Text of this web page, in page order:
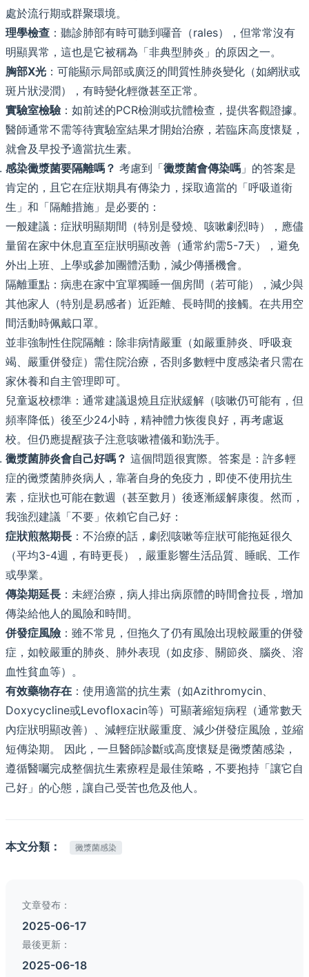
處於流行期或群聚環境。
理學檢查 ：聽診肺部有時可聽到囉音（rales），但常常沒有
明顯異常，這也是它被稱為「非典型肺炎」的原因之一。
胸部X光 ：可能顯示局部或廣泛的間質性肺炎變化（如網狀或
斑片狀浸潤），有時變化輕微甚至正常。
實驗室檢驗 ：如前述的PCR檢測或抗體檢查，提供客觀證據。
醫師通常不需等待實驗室結果才開始治療，若臨床高度懷疑，
就會及早投予適當抗生素。
感染黴漿菌要隔離嗎？ 考慮到「黴漿菌會傳染嗎 」的答案是
肯定的，且它在症狀期具有傳染力，採取適當的「呼吸道衛
生」和「隔離措施」是必要的：
一般建議：症狀明顯期間（特別是發燒、咳嗽劇烈時），應儘
量留在家中休息直至症狀明顯改善（通常約需5-7天），避免
外出上班、上學或參加團體活動，減少傳播機會。
隔離重點：病患在家中宜單獨睡一個房間（若可能），減少與
其他家人（特別是易感者）近距離、長時間的接觸。在共用空
間活動時佩戴口罩。
並非強制性住院隔離：除非病情嚴重（如嚴重肺炎、呼吸衰
竭、嚴重併發症）需住院治療，否則多數輕中度感染者只需在
家休養和自主管理即可。
兒童返校標準：通常建議退燒且症狀緩解（咳嗽仍可能有，但
頻率降低）後至少24小時，精神體力恢復良好，再考慮返
校。但仍應提醒孩子注意咳嗽禮儀和勤洗手。
黴漿菌肺炎會自己好嗎？ 這個問題很實際。答案是：許多輕
症的黴漿菌肺炎病人，靠著自身的免疫力，即使不使用抗生
素，症狀也可能在數週（甚至數月）後逐漸緩解康復。然而，
我強烈建議「不要」依賴它自己好：
症狀煎熬期長 ：不治療的話，劇烈咳嗽等症狀可能拖延很久
（平均3-4週，有時更長），嚴重影響生活品質、睡眠、工作
或學業。
傳染期延長 ：未經治療，病人排出病原體的時間會拉長，增加
傳染給他人的風險和時間。
併發症風險 ：雖不常見，但拖久了仍有風險出現較嚴重的併發
症，如較嚴重的肺炎、肺外表現（如皮疹、關節炎、腦炎、溶
血性貧血等）。
有效藥物存在 ：使用適當的抗生素（如Azithromycin、
Doxycycline或Levofloxacin等）可顯著縮短病程（通常數天
內症狀明顯改善）、減輕症狀嚴重度、減少併發症風險，並縮
短傳染期。 因此，一旦醫師診斷或高度懷疑是黴漿菌感染，
遵循醫囑完成整個抗生素療程是最佳策略，不要抱持「讓它自
己好」的心態，讓自己受苦也危及他人。
本文分類： 黴漿菌感染
文章發布：
2025-06-17
最後更新：
2025-06-18